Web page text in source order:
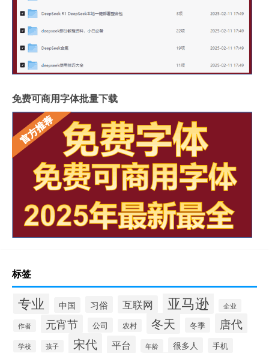
免费可商用字体批量下载
标签
专业 中国 习俗 互联网 亚马逊 企业
作者 元宵节 公司 农村 冬天 冬季 唐代
学校 孩子 宋代 平台 年龄 很多人 手机